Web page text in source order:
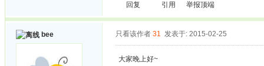
回复 引用 举报顶端
bee 只看该作者 31 发表于: 2015-02-25
大家晚上好~